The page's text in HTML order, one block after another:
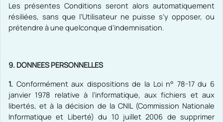
Les présentes Conditions seront alors automatiquement
résiliées, sans que l’Utilisateur ne puisse s’y opposer, ou
prétendre à une quelconque d’indemnisation.
9. DONNEES PERSONNELLES
1. Conformément aux dispositions de la Loi n° 78-17 du 6
janvier 1978 relative à l’informatique, aux fichiers et aux
libertés, et à la décision de la CNIL (Commission Nationale
Informatique et Liberté) du 10 juillet 2006 de supprimer